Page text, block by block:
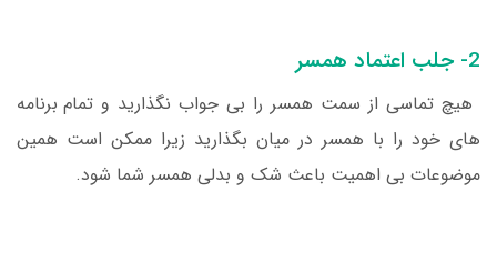
2- جلب اعتماد همسر
هیچ تماسی از سمت همسر را بی جواب نگذارید و تمام برنامه
های خود را با همسر در میان بگذارید زیرا ممکن است همین
موضوعات بی اهمیت باعث شک و بدلی همسر شما شود.